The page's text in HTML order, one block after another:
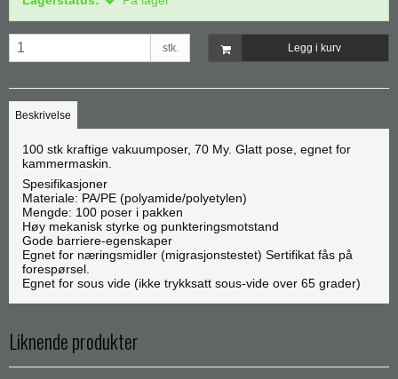
stk. Legg i kurv
Beskrivelse
100 stk kraftige vakuumposer, 70 My. Glatt pose, egnet for
kammermaskin.
Spesifikasjoner
Materiale: PA/PE (polyamide/polyetylen)
Mengde: 100 poser i pakken
Høy mekanisk styrke og punkteringsmotstand
Gode barriere-egenskaper
Egnet for næringsmidler (migrasjonstestet) Sertifikat fås på
forespørsel.
Egnet for sous vide (ikke trykksatt sous-vide over 65 grader)
Liknende produkter